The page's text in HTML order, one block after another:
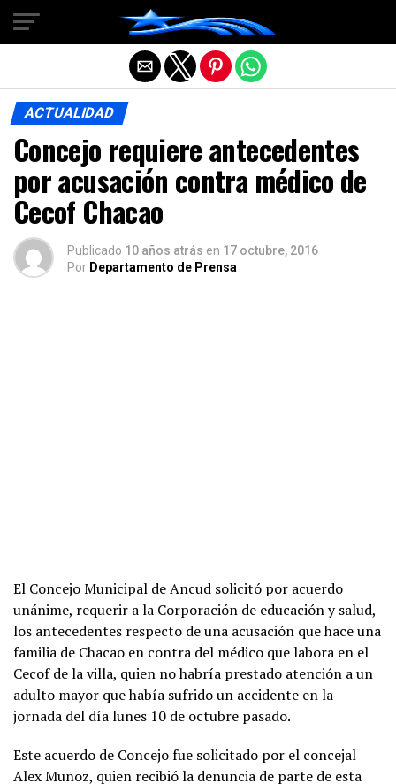
ACTUALIDAD
Concejo requiere antecedentes
por acusación contra médico de
Cecof Chacao
Publicado 10 años atrás en 17 octubre, 2016
Por Departamento de Prensa
El Concejo Municipal de Ancud solicitó por acuerdo
unánime, requerir a la Corporación de educación y salud,
los antecedentes respecto de una acusación que hace una
familia de Chacao en contra del médico que labora en el
Cecof de la villa, quien no habría prestado atención a un
adulto mayor que había sufrido un accidente en la
jornada del día lunes 10 de octubre pasado.
Este acuerdo de Concejo fue solicitado por el concejal
Alex Muñoz, quien recibió la denuncia de parte de esta
Salir de la versión móvil